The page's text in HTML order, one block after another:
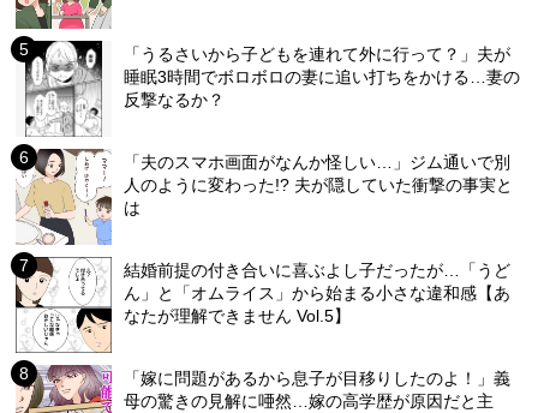
「うるさいから子どもを連れて外に行って？」夫が
睡眠3時間でボロボロの妻に追い打ちをかける…妻の
反撃なるか？
「夫のスマホ画面がなんか怪しい…」ジム通いで別
人のように変わった!? 夫が隠していた衝撃の事実と
は
結婚前提の付き合いに喜ぶよし子だったが…「うど
ん」と「オムライス」から始まる小さな違和感【あ
なたが理解できません Vol.5】
「嫁に問題があるから息子が目移りしたのよ！」義
母の驚きの見解に唖然…嫁の高学歴が原因だと主